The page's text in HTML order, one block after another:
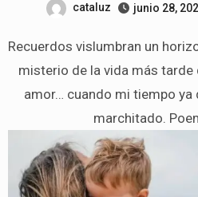
cataluz junio 28,
Recuerdos vislumbran un horizonte ya nublado. Conocí al
misterio de la vida más tarde
amor… cuando mi tiempo ya
marchitado.